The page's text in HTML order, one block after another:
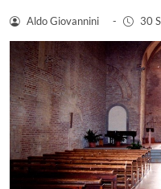
Aldo Giovannini - 30